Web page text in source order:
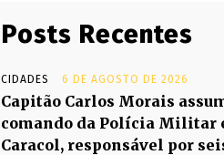
Posts Recentes
CIDADES 6 DE AGOSTO DE 2026
Capitão Carlos Morais
comando da Polícia Militar
Caracol, responsável por